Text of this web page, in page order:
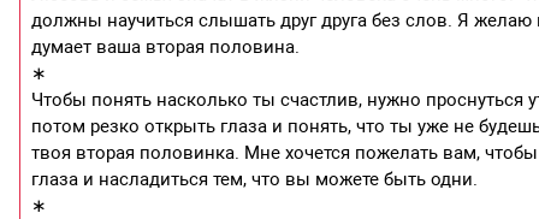
должны научиться слышать друг друга без слов. Я
думает ваша вторая половина.
∗
Чтобы понять насколько ты счастлив, нужно проснуться
потом резко открыть глаза и понять, что ты уже не
твоя вторая половинка. Мне хочется пожелать вам,
глаза и насладиться тем, что вы можете быть одни.
∗